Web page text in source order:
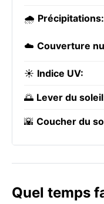
🌧️ Précipitations:
☁️ Couverture
☀️ Indice UV:
🌅 Lever du
🌇 Coucher du
Quel temps